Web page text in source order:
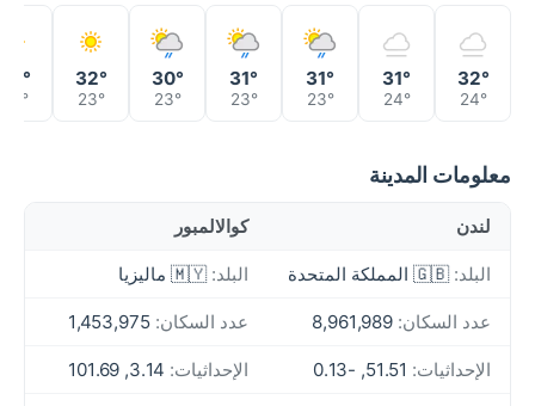
32°
24°
31°
24°
31°
23°
31°
23°
30°
23°
32°
23°
23°
معلومات المدينة
لندن كوالالمبور
البلد: 🇬🇧 المملكة المتحدة البلد: 🇲🇾 ماليزيا
عدد السكان: عدد السكان:
الإحداثيات: الإحداثيات: